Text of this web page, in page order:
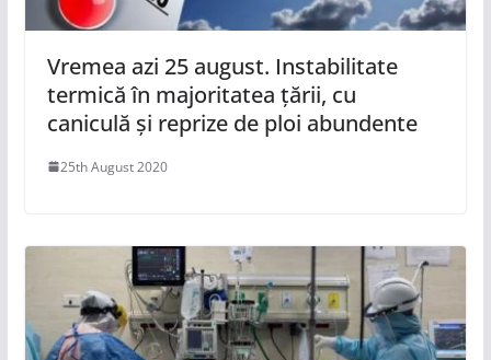
Vremea azi 25 august. Instabilitate
termică în majoritatea țării, cu
caniculă și reprize de ploi abundente
25th August 2020